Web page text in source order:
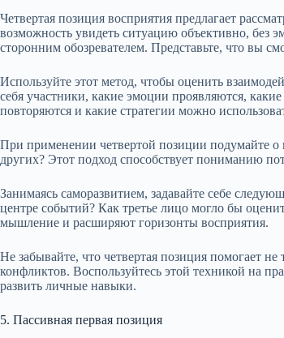
Четвертая позиция восприятия предлагает
возможность увидеть ситуацию объективно, без
сторонним обозревателем. Представьте, что вы
Используйте этот метод, чтобы оценить
себя участники, какие эмоции проявляются,
повторяются и какие стратегии можно
При применении четвертой позиции подумайте
других? Этот подход способствует пониманию
Занимаясь саморазвитием, задавайте себе
центре событий? Как третье лицо могло бы
мышление и расширяют горизонты восприятия.
Не забывайте, что четвертая позиция помогает
конфликтов. Воспользуйтесь этой техникой на
развить личные навыки.
5. Пассивная первая позиция